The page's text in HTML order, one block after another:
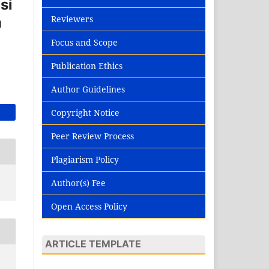
Reviewers
Focus and Scope
Publication Ethics
Author Guidelines
Copyright Notice
Peer Review Process
Plagiarism Policy
Author(s) Fee
Open Access Policy
ARTICLE TEMPLATE